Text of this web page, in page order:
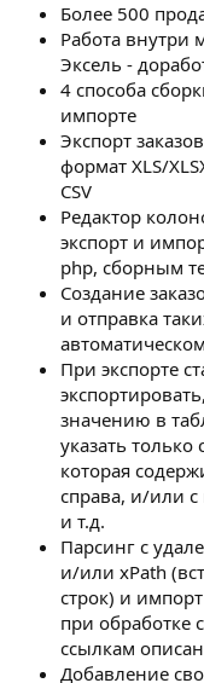
Более 500
Работа
Эксель -
4 способа
импорте
Экспорт
формат XLS/
CSV
Редактор
экспорт и
php, сборным
Создание
и отправка
При экспорте
значению в
указать
которая
справа, и/или
и т.д.
Парсинг с
и/или xPath
строк) и
при обработке
ссылкам
Добавление